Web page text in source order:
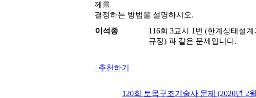
께를
결정하는 방법을 설명하시오.
이석종
116회 3교시 1번 (한계상태설
규정) 과 같은 문제입니다.
추천하기
120회 토목구조기술사 문제 (2020년 2